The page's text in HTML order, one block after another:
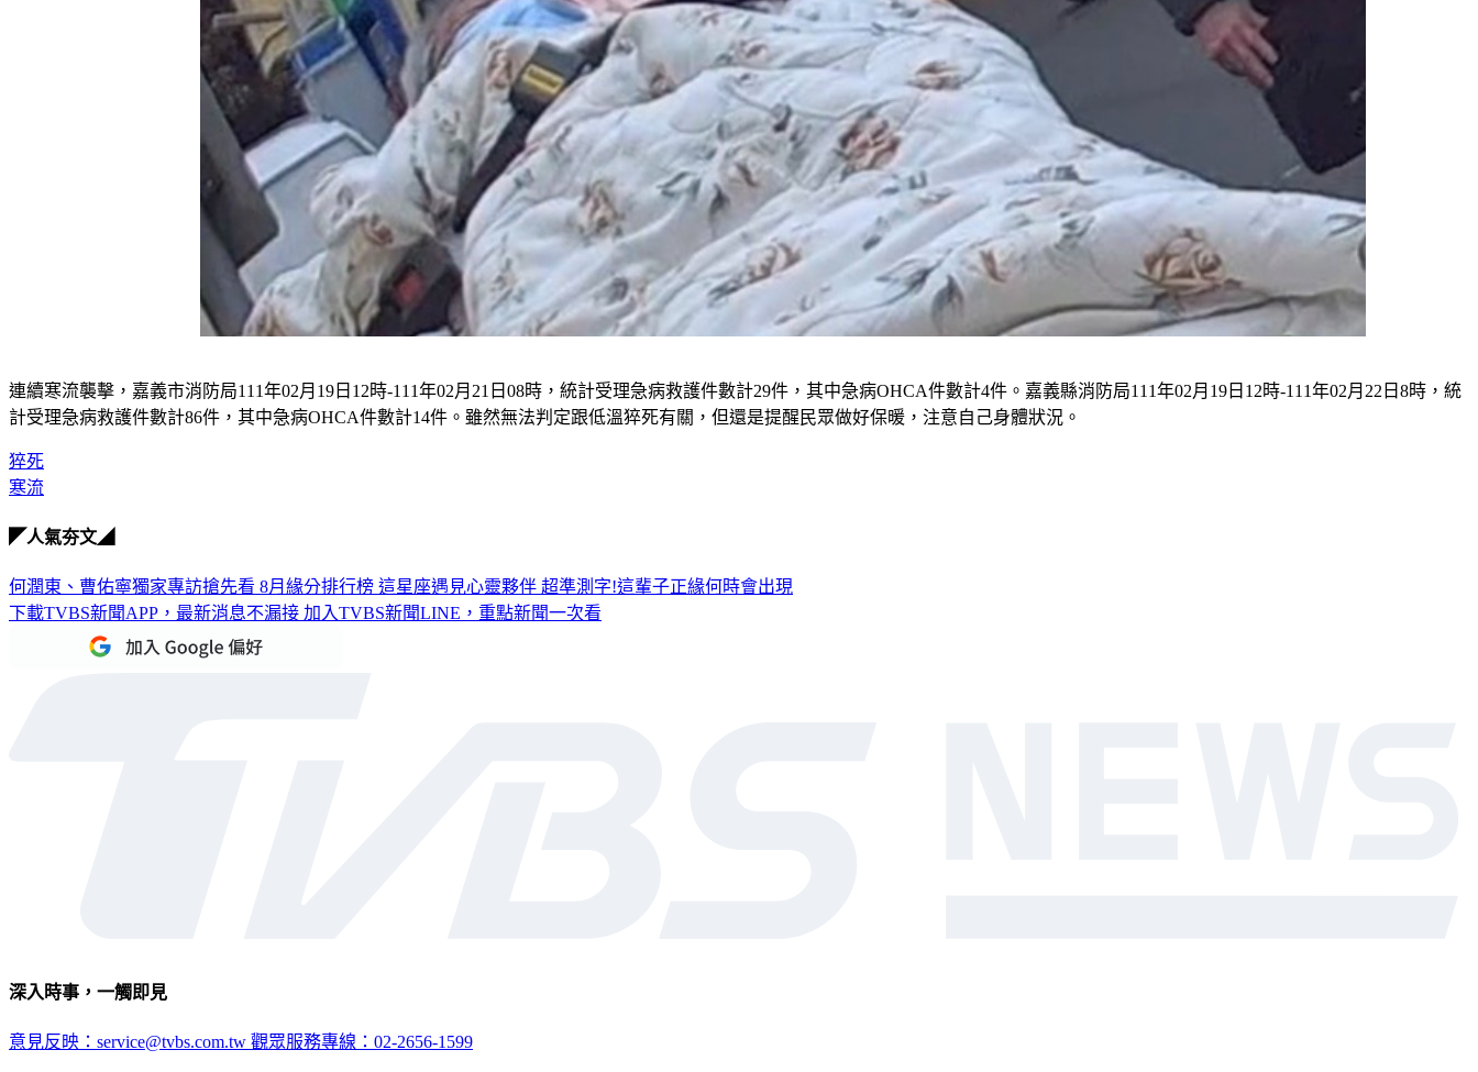
連續寒流襲擊，嘉義市消防局111年02月19日12時-111年02月21日08時，統計受理急病救護件數計29件，其中急病OHCA件數計4件。嘉義縣消防局111年02月19日12時-111年02月22日8時，統
計受理急病救護件數計86件，其中急病OHCA件數計14件。雖然無法判定跟低溫猝死有關，但還是提醒民眾做好保暖，注意自己身體狀況。
猝死
寒流
◤人氣夯文◢
何潤東、曹佑寧獨家專訪搶先看 8月緣分排行榜 這星座遇見心靈夥伴 超準測字!這輩子正緣何時會出現
下載TVBS新聞APP，最新消息不漏接 加入TVBS新聞LINE，重點新聞一次看
深入時事，一觸即見
意見反映：service@tvbs.com.tw 觀眾服務專線：02-2656-1599